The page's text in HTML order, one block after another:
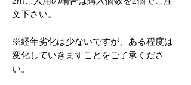
文下さい。
※経年劣化は少ないですが、ある程度は
変化していきますことをご了承くださ
い。